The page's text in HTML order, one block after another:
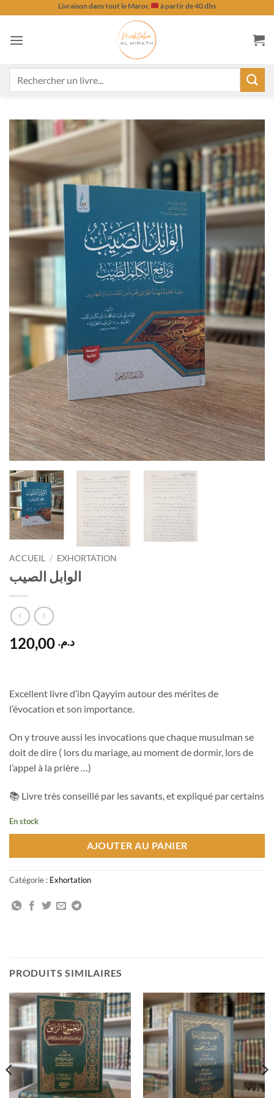
contenu
Livraison dans tout le Maroc à partir de 40 dhs
ACCUEIL / EXHORTATION
الوابل الصيب
د.م.
Excellent livre d’ibn Qayyim autour des mérites de
l’évocation et son importance.
On y trouve aussi les invocations que chaque musulman se
doit de dire ( lors du mariage, au moment de dormir, lors de
l’appel à la prière …)
📚 Livre très conseillé par les savants, et expliqué par certains
En stock
AJOUTER AU PANIER
Catégorie : Exhortation
PRODUITS SIMILAIRES